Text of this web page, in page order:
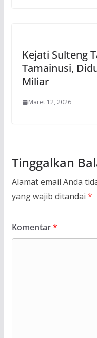
Kejati Sulteng
Tamainusi,
Miliar
Maret 12, 2026
Tinggalkan
Alamat email Anda
yang wajib ditandai *
Komentar*